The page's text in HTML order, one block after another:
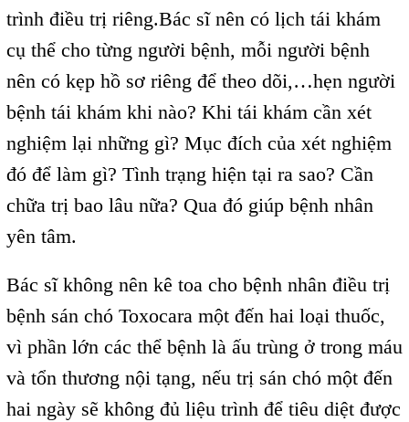
trình điều trị riêng.Bác sĩ nên có lịch tái khám
cụ thể cho từng người bệnh, mỗi người bệnh
nên có kẹp hồ sơ riêng để theo dõi,…hẹn người
bệnh tái khám khi nào? Khi tái khám cần xét
nghiệm lại những gì? Mục đích của xét nghiệm
đó để làm gì? Tình trạng hiện tại ra sao? Cần
chữa trị bao lâu nữa? Qua đó giúp bệnh nhân
yên tâm.
Bác sĩ không nên kê toa cho bệnh nhân điều trị
bệnh sán chó Toxocara một đến hai loại thuốc,
vì phần lớn các thể bệnh là ấu trùng ở trong máu
và tổn thương nội tạng, nếu trị sán chó một đến
hai ngày sẽ không đủ liệu trình để tiêu diệt được